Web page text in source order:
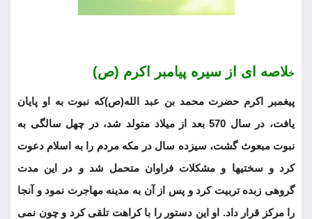
خلاصه ای از سیره پیامبر اکرم (ص)
پیغمبر اکرم حضرت محمد بن عبد الله(ص)که نبوت به او پایان
یافت، در سال 570 بعد از میلاد متولد شد، در چهل سالگی به
نبوت مبعوث گشت، سیزده سال در مکه مردم را به اسلام دعوت
کرد و سختیها و مشکلات فراوان متحمل شد و در این مدت
گروهی زبده تربیت کرد و پس از آن به مدینه مهاجرت نمود و آنجا
را مرکز قرار داد. او این دستور را با کراهت تلقی کرد و چون نمی